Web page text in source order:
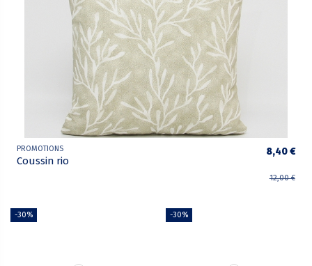
PROMOTIONS
Coussin rio
8,40 €
12,00 €
-30% -30%